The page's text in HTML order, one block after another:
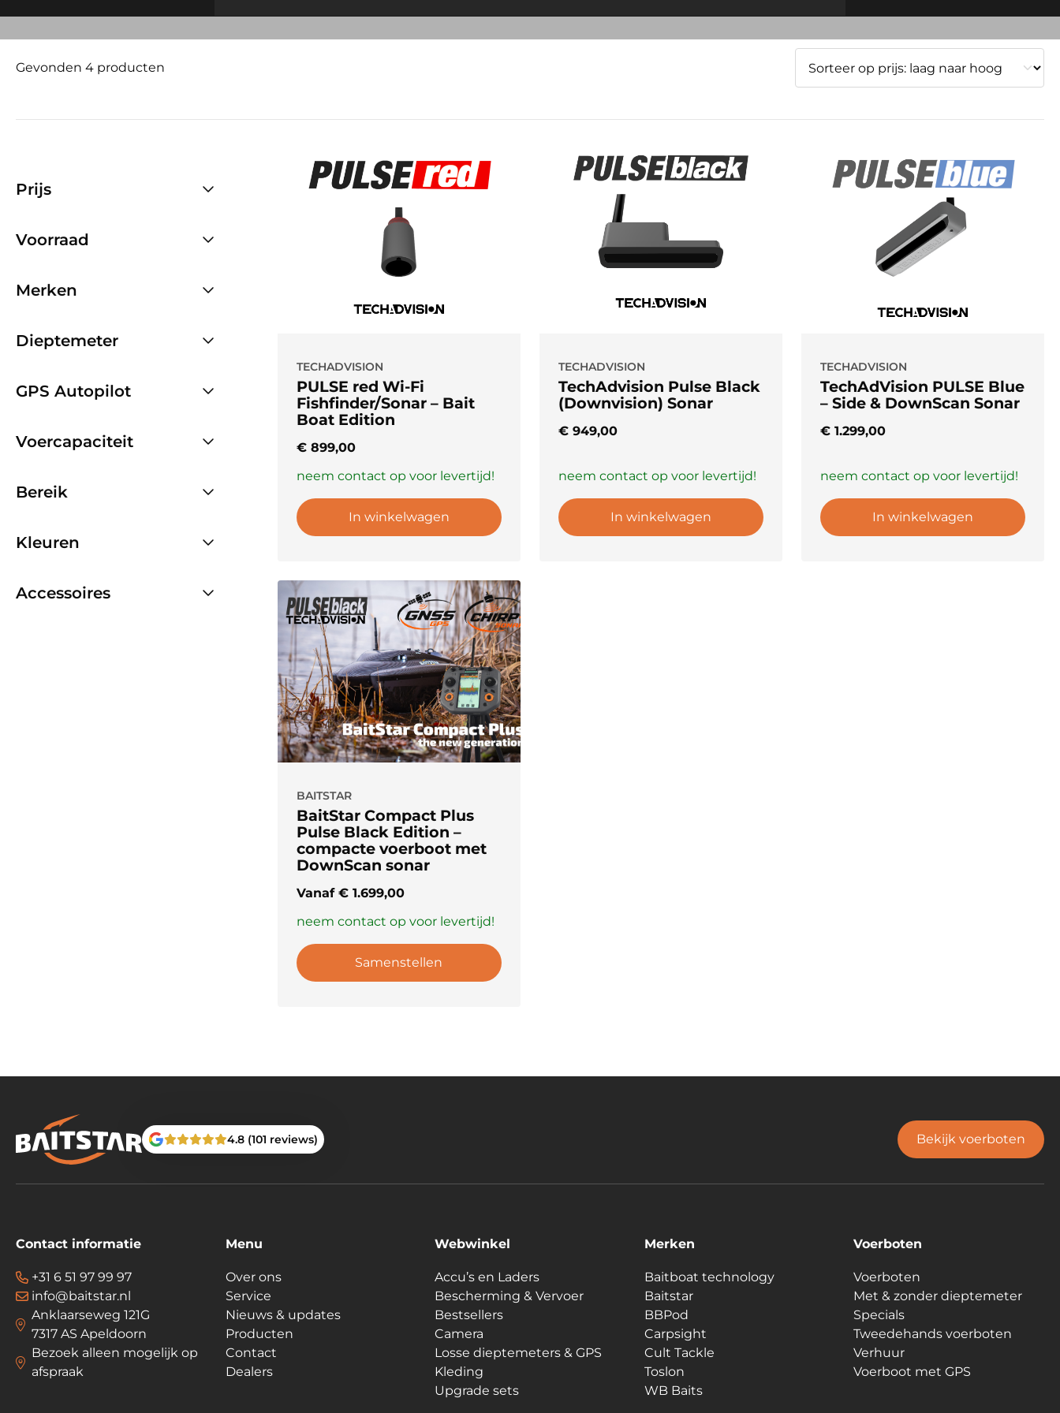
Gevonden 4 producten
Prijs
Voorraad
Merken
Dieptemeter
GPS Autopilot
Voercapaciteit
Bereik
Kleuren
Accessoires
TECHADVISION
PULSE red Wi-Fi
Fishfinder/Sonar – Bait
Boat Edition
€899,00
neem contact op voor levertijd!
In winkelwagen
TECHADVISION
TechAdvision Pulse Black
(Downvision) Sonar
€949,00
neem contact op voor levertijd!
In winkelwagen
TECHADVISION
TechAdVision PULSE Blue
– Side & DownScan Sonar
€1.299,00
neem contact op voor levertijd!
In winkelwagen
BAITSTAR
BaitStar Compact Plus
Pulse Black Edition –
compacte voerboot met
DownScan sonar
Vanaf €1.699,00
neem contact op voor levertijd!
Samenstellen
4.8 (101 reviews) Bekijk voerboten
Contact informatie
+31 6 51 97 99 97
info@baitstar.nl
Anklaarseweg 121G
7317 AS Apeldoorn
Bezoek alleen mogelijk op
afspraak
Menu
Over ons
Service
Nieuws & updates
Producten
Contact
Dealers
Webwinkel
Accu’s en Laders
Bescherming & Vervoer
Bestsellers
Camera
Losse dieptemeters & GPS
Kleding
Upgrade sets
Merken
Baitboat technology
Baitstar
BBPod
Carpsight
Cult Tackle
Toslon
WB Baits
Voerboten
Voerboten
Met & zonder dieptemeter
Specials
Tweedehands voerboten
Verhuur
Voerboot met GPS